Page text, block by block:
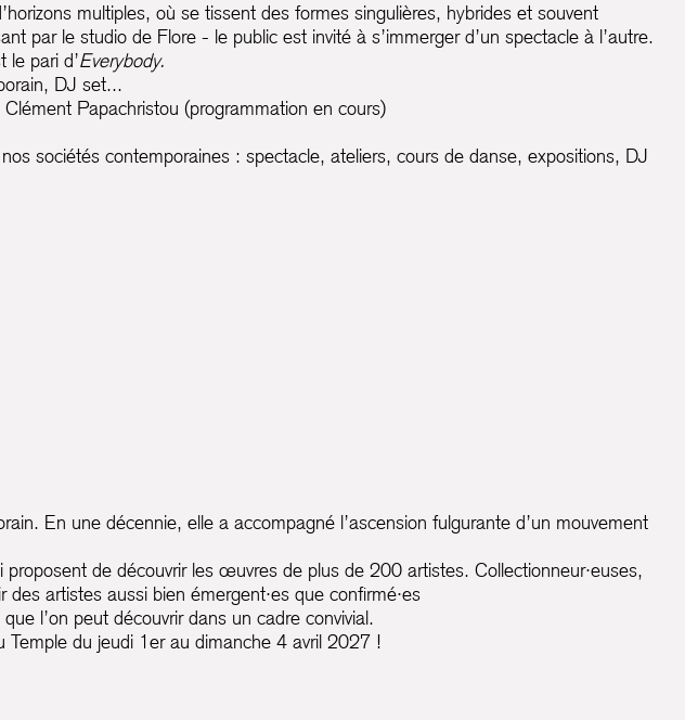
multiples, où se tissent des formes singulières, hybrides et souvent
par le studio de Flore - le public est invité à s’immerger d’un spectacle à l’autre.
le pari d’Everybody.
DJ set...
Papachristou (programmation en cours)
sociétés contemporaines : spectacle, ateliers, cours de danse, expositions, DJ
En une décennie, elle a accompagné l’ascension fulgurante d’un mouvement
proposent de découvrir les œuvres de plus de 200 artistes. Collectionneur·euses,
artistes aussi bien émergent·es que confirmé·es
l’on peut découvrir dans un cadre convivial.
Temple du jeudi 1er au dimanche 4 avril 2027 !